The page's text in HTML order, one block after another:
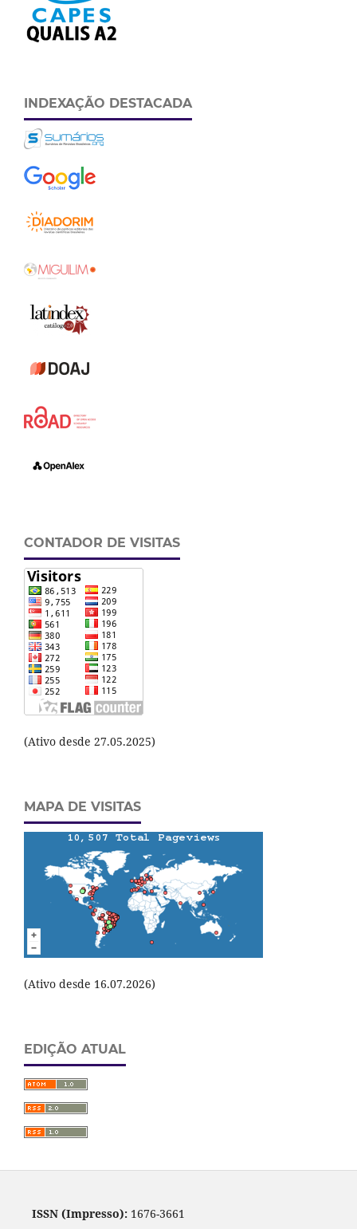
INDEXAÇÃO DESTACADA
CONTADOR DE VISITAS
(Ativo desde 27.05.2025)
MAPA DE VISITAS
(Ativo desde 16.07.2026)
EDIÇÃO ATUAL
ISSN (Impresso):1676-3661